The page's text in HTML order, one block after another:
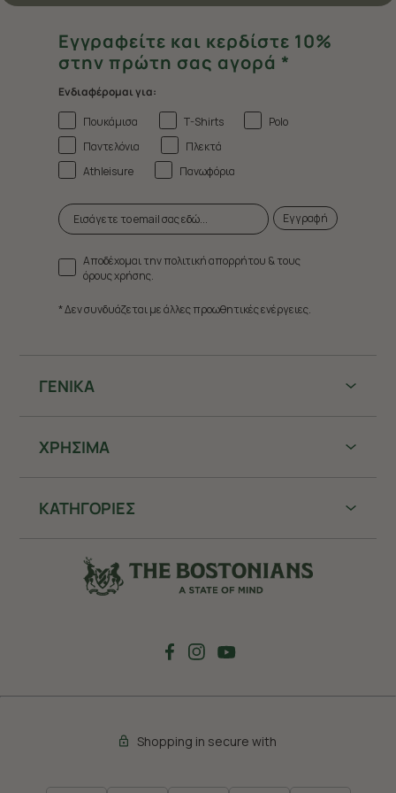
ΓΕΝΙΚΑ
ΧΡHΣΙΜΑ
ΚΑΤΗΓΟΡΙΕΣ
Εγγραφείτε και κερδίστε 10%
στην πρώτη σας αγορά *
Ενδιαφέρομαι για:
Πουκάμισα
T-Shirts
Polo
Παντελόνια
Πλεκτά
Athleisure
Πανωφόρια
Εγγραφή
Αποδέχομαι την πολιτική απορρήτου & τους
όρους χρήσης.
* Δεν συνδυάζεται με άλλες προωθητικές ενέργειες.
Shopping in secure with